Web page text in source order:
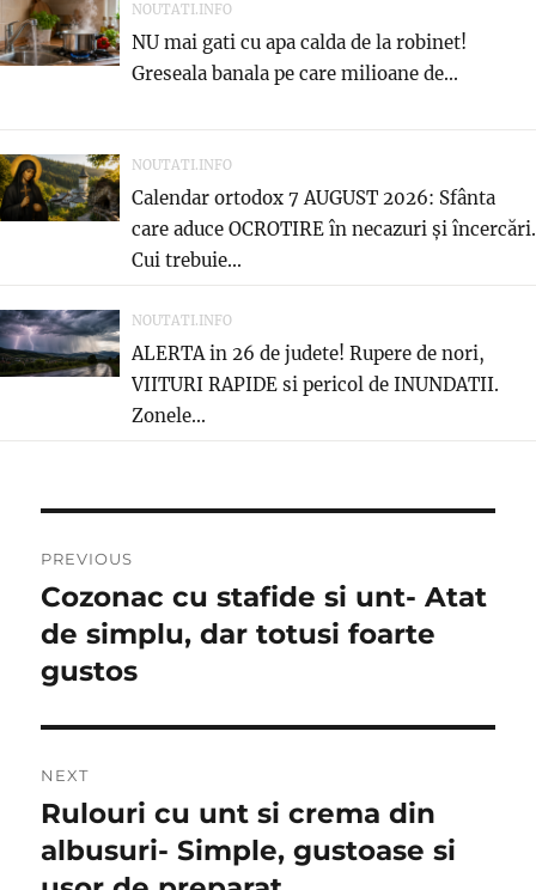
NOUTATI.INFO
NU mai gati cu apa calda de la robinet!
Greseala banala pe care milioane de...
NOUTATI.INFO
Calendar ortodox 7 AUGUST 2026: Sfânta
care aduce OCROTIRE în necazuri și încercări.
Cui trebuie...
NOUTATI.INFO
ALERTA in 26 de judete! Rupere de nori,
VIITURI RAPIDE si pericol de INUNDATII.
Zonele...
navigation
PREVIOUS
Previous
post:
Cozonac cu stafide si unt- Atat
de simplu, dar totusi foarte
gustos
NEXT
Next
post:
Rulouri cu unt si crema din
albusuri- Simple, gustoase si